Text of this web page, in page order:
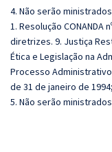
4. Não serão
1. Resolução CONANDA
diretrizes. 9. Justiça
Ética e Legislação na
Processo
de 31 de janeiro de
5. Não serão